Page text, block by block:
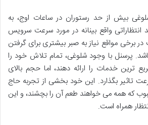
بیش از حد رستوران در ساعات اوج، به
واقع بینانه در مورد سرعت سرویس
مواقع نیاز به صبر بیشتری برای گرفتن
پرسنل با وجود شلوغی، تمام تلاش خود را
ترین خدمات را ارائه دهند، اما حجم بالای
تاثیر بگذارد. این خود بخشی از تجربه حاج
که همه می خواهند طعم آن را بچشند، و این
همراه است.